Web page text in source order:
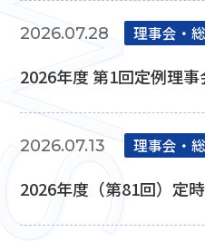
2026.07.28 理事会‧
2026年度 第1回定例理事
2026.07.13 理事会‧
2026年度（第81回）定